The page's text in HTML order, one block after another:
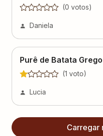
(0 votos)
Daniela
Purê de Batata Grego
(1 voto)
Lucia
Carregar